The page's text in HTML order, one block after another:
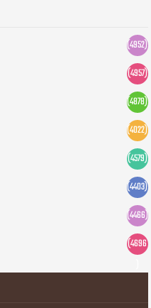
(4952)
(4957)
(4878)
(4022)
(4579)
(4403)
(4466)
(4696